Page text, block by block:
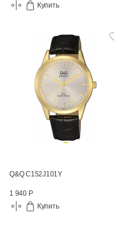
Купить
Q&Q C152J101Y
1 940 Р
Купить